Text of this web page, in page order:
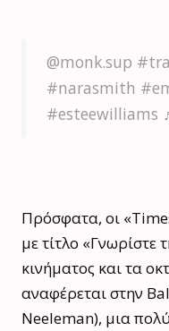
@monk.sup
#narasmith
#esteewilliams
Πρόσφατα, οι
με τίτλο
κινήματος και τα
αναφέρεται στην
Neeleman), μια